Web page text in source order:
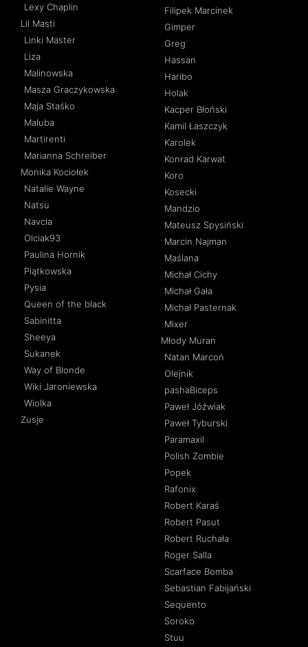
Lexy Chaplin
Lil Masti
Linki Master
Liza
Malinowska
Masza Graczykowska
Maja Staśko
Maluba
Martirenti
Marianna Schreiber
Monika Kociołek
Natalie Wayne
Natsu
Navcia
Olciak93
Paulina Hornik
Piątkowska
Pysia
Queen of the black
Sabinitta
Sheeya
Sukanek
Way of Blonde
Wiki Jaroniewska
Wiolka
Zusje
Filipek Marcinek
Gimper
Greg
Hassan
Haribo
Holak
Kacper Błoński
Kamil Łaszczyk
Karolek
Konrad Karwat
Koro
Kosecki
Mandzio
Mateusz Spysiński
Marcin Najman
Maślana
Michał Cichy
Michał Gała
Michał Pasternak
Mixer
Młody Muran
Natan Marcoń
Olejnik
pashaBiceps
Paweł Jóźwiak
Paweł Tyburski
Paramaxil
Polish Zombie
Popek
Rafonix
Robert Karaś
Robert Pasut
Robert Ruchała
Roger Salla
Scarface Bomba
Sebastian Fabijański
Sequento
Soroko
Stuu